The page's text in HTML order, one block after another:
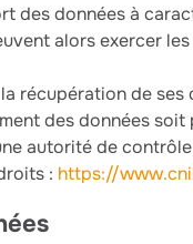
des données à
alors exercer
récupération de
des données soit
autorité de
: https://